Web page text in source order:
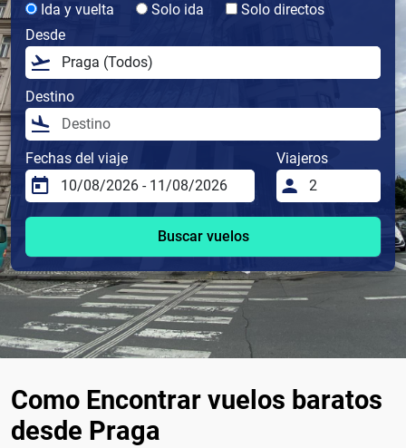
Ida y vuelta Solo ida
Solo directos
Desde
Destino
Fechas del viaje Viajeros
Buscar vuelos
Como Encontrar vuelos baratos
desde Praga